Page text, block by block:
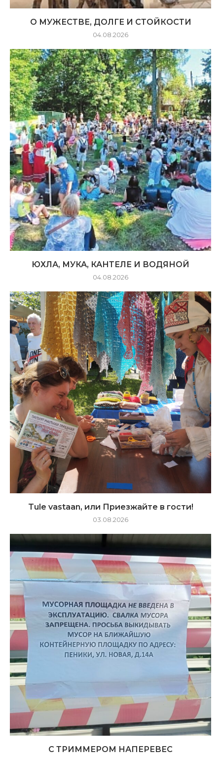
О МУЖЕСТВЕ, ДОЛГЕ И СТОЙКОСТИ
04.08.2026
ЮХЛА, МУКА, КАНТЕЛЕ И ВОДЯНОЙ
04.08.2026
Tule vastaan, или Приезжайте в гости!
03.08.2026
С ТРИММЕРОМ НАПЕРЕВЕС